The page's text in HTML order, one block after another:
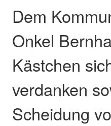
Dem
Onkel
Kästchen
verdanken
Scheidung